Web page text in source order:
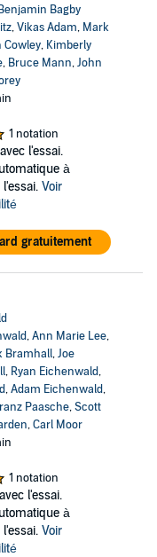
Benjamin Bagby
,Vikas Adam, Mark
Cowley, Kimberly
, Bruce Mann,John
1 notation
l'essai.
à
Voir
gratuitement
,Ann Marie Lee,
Bramhall,Joe
, Ryan Eichenwald,
,Adam Eichenwald,
Paasche,Scott
,Carl Moor
1 notation
l'essai.
à
Voir